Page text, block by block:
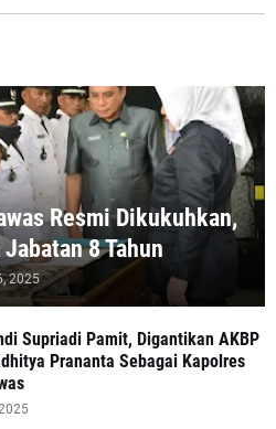
Resmi Dikukuhkan,
8 Tahun
2025
Supriadi Pamit, Digantikan AKBP
Prananta Sebagai Kapolres